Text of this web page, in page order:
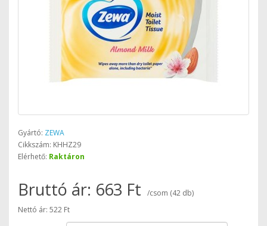
Gyártó: ZEWA
Cikkszám: KHHZ29
Elérhető: Raktáron
Bruttó ár: 663 Ft
/csom (42 db)
Nettó ár: 522 Ft